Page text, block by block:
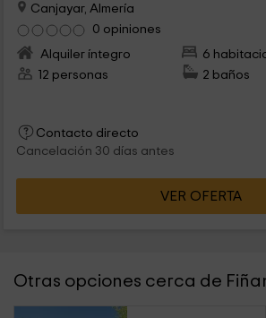
Canjayar, Almería
0 opiniones
Alquiler íntegro
6
12 personas
2 baños
Contacto directo
Cancelación 30 días antes
VER OFERTA
Otras opciones cerca de